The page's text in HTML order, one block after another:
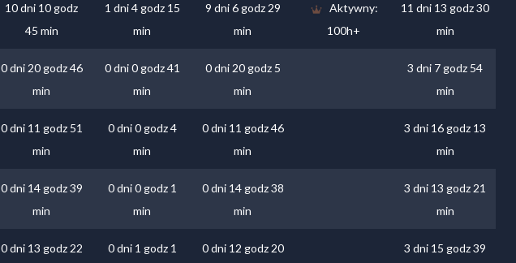
10 dni 10 godz
45 min
1 dni 4 godz 15
min
9 dni 6 godz 29
min
Aktywny:
100h+
11 dni 13 godz 30
min
0 dni 20 godz 46
min
0 dni 0 godz 41
min
0 dni 20 godz 5
min
3 dni 7 godz 54
min
0 dni 11 godz 51
min
0 dni 0 godz 4
min
0 dni 11 godz 46
min
3 dni 16 godz 13
min
0 dni 14 godz 39
min
0 dni 0 godz 1
min
0 dni 14 godz 38
min
3 dni 13 godz 21
min
0 dni 13 godz 22
0 dni 1 godz 1
0 dni 12 godz 20
3 dni 15 godz 39